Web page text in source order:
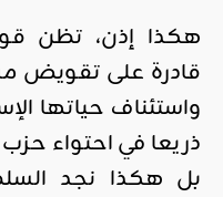
هكذا إذن، تظن
قادرة على تقويض
واستئناف حياتها
ذريعا في احتواء
بل هكذا نجد